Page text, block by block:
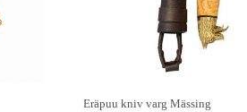
Eräpuu kniv varg Mässing